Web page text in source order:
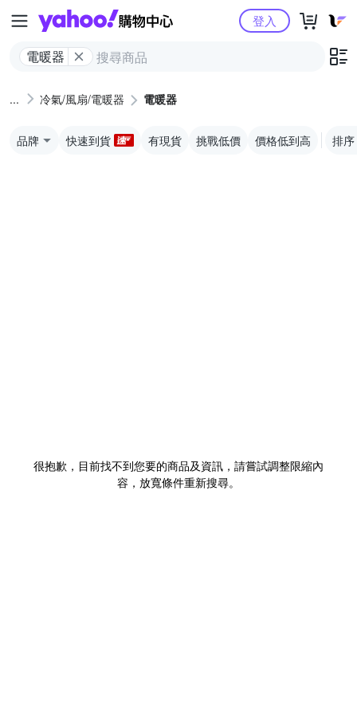
Yahoo購物中心
電暖器
登入
冷氣/風扇/電暖器 電暖器
品牌 快速到貨 有現貨 挑戰低價 價格低到高 排序
很抱歉，目前找不到您要的商品及資訊，請嘗試調整限縮內
容，放寬條件重新搜尋。